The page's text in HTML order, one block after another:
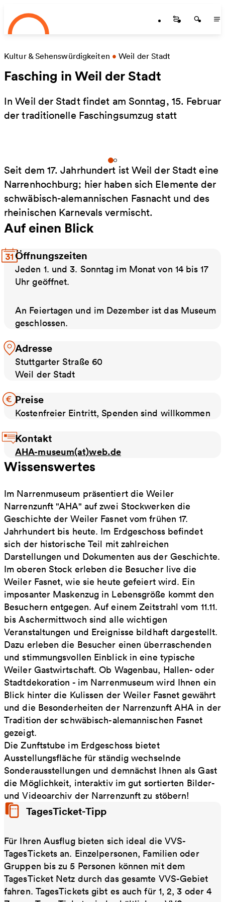
Zum Hauptinhalt springen
Startseite
Kultur & Sehenswürdigkeiten • Weil der Stadt
Fasching in Weil der Stadt
In Weil der Stadt findet am Sonntag, 15. Februar
der traditionelle Faschingsumzug statt
Seit dem 17. Jahrhundert ist Weil der Stadt eine
Narrenhochburg; hier haben sich Elemente der
schwäbisch-alemannischen Fasnacht und des
rheinischen Karnevals vermischt.
Auf einen Blick
Öffnungszeiten
Jeden 1. und 3. Sonntag im Monat von 14 bis 17
Uhr geöffnet.
An Feiertagen und im Dezember ist das Museum
geschlossen.
Adresse
Stuttgarter Straße 60
Weil der Stadt
Preise
Kostenfreier Eintritt, Spenden sind willkommen
Kontakt
AHA-museum(at)web.de
Wissenswertes
Im Narrenmuseum präsentiert die Weiler
Narrenzunft "AHA" auf zwei Stockwerken die
Geschichte der Weiler Fasnet vom frühen 17.
Jahrhundert bis heute. Im Erdgeschoss befindet
sich der historische Teil mit zahlreichen
Darstellungen und Dokumenten aus der Geschichte.
Im oberen Stock erleben die Besucher live die
Weiler Fasnet, wie sie heute gefeiert wird. Ein
imposanter Maskenzug in Lebensgröße kommt den
Besuchern entgegen. Auf einem Zeitstrahl vom 11.11.
bis Aschermittwoch sind alle wichtigen
Veranstaltungen und Ereignisse bildhaft dargestellt.
Dazu erleben die Besucher einen überraschenden
und stimmungsvollen Einblick in eine typische
Weiler Gastwirtschaft. Ob Wagenbau, Hallen- oder
Stadtdekoration - im Narrenmuseum wird Ihnen ein
Blick hinter die Kulissen der Weiler Fasnet gewährt
und die Besonderheiten der Narrenzunft AHA in der
Tradition der schwäbisch-alemannischen Fasnet
gezeigt.
Die Zunftstube im Erdgeschoss bietet
Ausstellungsfläche für ständig wechselnde
Sonderausstellungen und demnächst Ihnen als Gast
die Möglichkeit, interaktiv im gut sortierten Bilder-
und Videoarchiv der Narrenzunft zu stöbern!
TagesTicket-Tipp
Für Ihren Ausflug bieten sich ideal die VVS-
TagesTickets an. Einzelpersonen, Familien oder
Gruppen bis zu 5 Personen können mit dem
TagesTicket Netz durch das gesamte VVS-Gebiet
fahren. TagesTickets gibt es auch für 1, 2, 3 oder 4